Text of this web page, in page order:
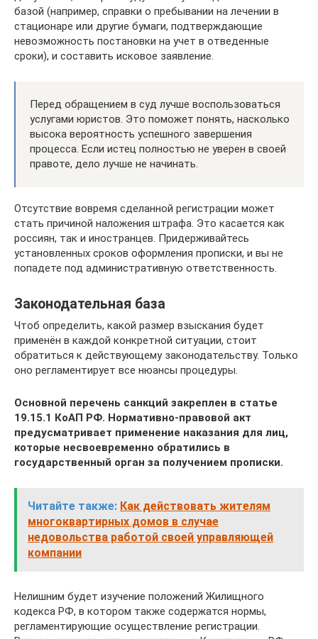
базой (например, справки о пребывании на лечении в
стационаре или другие бумаги, подтверждающие
невозможность постановки на учет в отведенные
сроки), и составить исковое заявление.
Перед обращением в суд лучше воспользоваться
услугами юристов. Это поможет понять, насколько
высока вероятность успешного завершения
процесса. Если истец полностью не уверен в своей
правоте, дело лучше не начинать.
Отсутствие вовремя сделанной регистрации может
стать причиной наложения штрафа. Это касается как
россиян, так и иностранцев. Придерживайтесь
установленных сроков оформления прописки, и вы не
попадете под административную ответственность.
Законодательная база
Чтоб определить, какой размер взыскания будет
применён в каждой конкретной ситуации, стоит
обратиться к действующему законодательству. Только
оно регламентирует все нюансы процедуры.
Основной перечень санкций закреплен в статье
19.15.1 КоАП РФ. Нормативно-правовой акт
предусматривает применение наказания для лиц,
которые несвоевременно обратились в
государственный орган за получением прописки.
Читайте также: Как действовать жителям
многоквартирных домов в случае
недовольства работой своей управляющей
компании
Нелишним будет изучение положений Жилищного
кодекса РФ, в котором также содержатся нормы,
регламентирующие осуществление регистрации.